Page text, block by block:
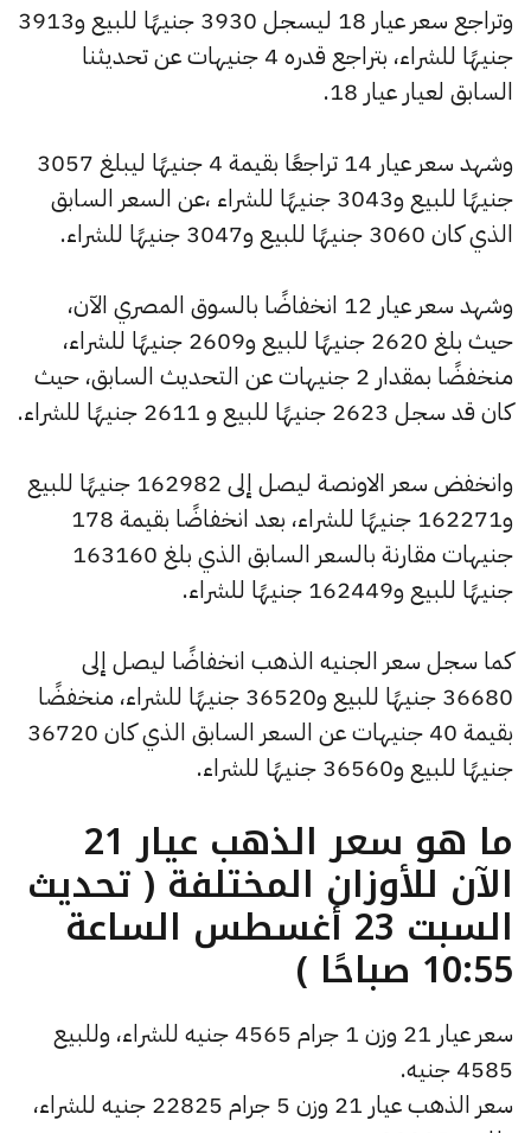
وتراجع سعر عيار 18 ليسجل 3930 جنيهًا للبيع و3913
جنيهًا للشراء، بتراجع قدره 4 جنيهات عن تحديثنا
السابق لعيار عيار 18.
وشهد سعر عيار 14 تراجعًا بقيمة 4 جنيهًا ليبلغ 3057
جنيهًا للبيع و3043 جنيهًا للشراء ،عن السعر السابق
الذي كان 3060 جنيهًا للبيع و3047 جنيهًا للشراء.
وشهد سعر عيار 12 انخفاضًا بالسوق المصري الآن،
حيث بلغ 2620 جنيهًا للبيع و2609 جنيهًا للشراء،
منخفضًا بمقدار 2 جنيهات عن التحديث السابق، حيث
كان قد سجل 2623 جنيهًا للبيع و 2611 جنيهًا للشراء.
وانخفض سعر الاونصة ليصل إلى 162982 جنيهًا للبيع
و162271 جنيهًا للشراء، بعد انخفاضًا بقيمة 178
جنيهات مقارنة بالسعر السابق الذي بلغ 163160
جنيهًا للبيع و162449 جنيهًا للشراء.
كما سجل سعر الجنيه الذهب انخفاضًا ليصل إلى
36680 جنيهًا للبيع و36520 جنيهًا للشراء، منخفضًا
بقيمة 40 جنيهات عن السعر السابق الذي كان 36720
جنيهًا للبيع و36560 جنيهًا للشراء.
ما هو سعر الذهب عيار 21
الآن للأوزان المختلفة ( تحديث
السبت 23 أغسطس الساعة
10:55 صباحًا )
سعر عيار 21 وزن 1 جرام 4565 جنيه للشراء، وللبيع
4585 جنيه.
سعر الذهب عيار 21 وزن 5 جرام 22825 جنيه للشراء،